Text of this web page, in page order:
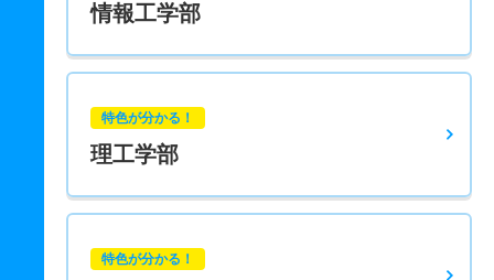
情報工学部
特色が分かる！
理工学部
特色が分かる！